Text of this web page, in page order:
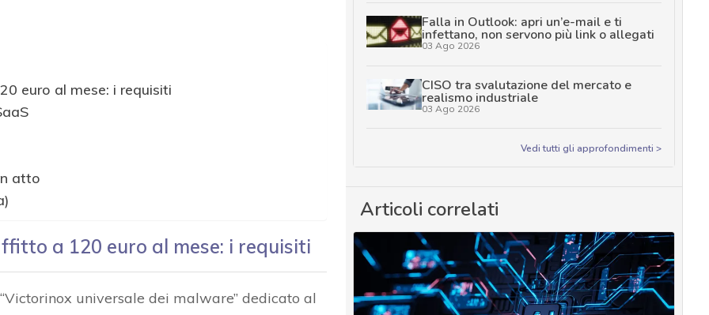
euro al mese: i requisiti
atto
a 120 euro al mese: i requisiti
universale dei malware” dedicato al
Falla in Outlook: apri un’e-mail e ti
infettano, non servono più link o allegati
03 Ago 2026
CISO tra svalutazione del mercato e
realismo industriale
03 Ago 2026
Vedi tutti gli approfondimenti >
Articoli correlati